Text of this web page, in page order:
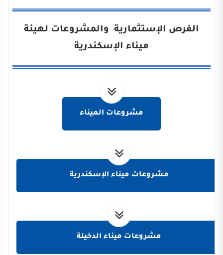
الفرص الإستثمارية والمشروعات لهيئة
ميناء الإسكندرية
مشروعات الميناء
مشروعات ميناء الإسكندرية
مشروعات ميناء الدخيلة